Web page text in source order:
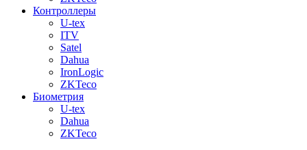
Контроллеры
U-tex
ITV
Satel
Dahua
IronLogic
ZKTeco
Биометрия
U-tex
Dahua
ZKTeco